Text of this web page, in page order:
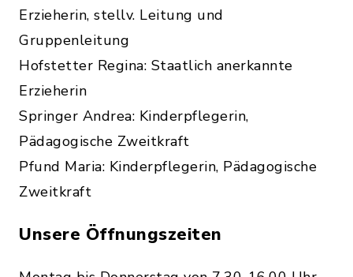
Erzieherin, stellv. Leitung und
Gruppenleitung
Hofstetter Regina: Staatlich anerkannte
Erzieherin
Springer Andrea: Kinderpflegerin,
Pädagogische Zweitkraft
Pfund Maria: Kinderpflegerin, Pädagogische
Zweitkraft
Unsere Öffnungszeiten